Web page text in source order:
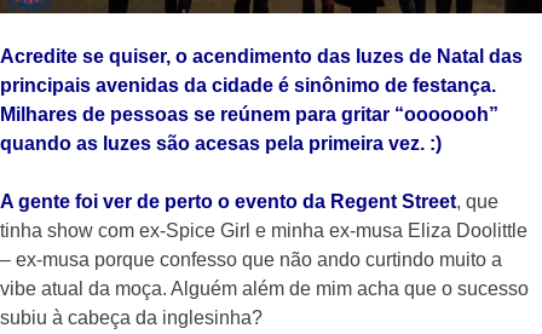
Acredite se quiser, o acendimento das luzes de Natal das
principais avenidas da cidade é sinônimo de festança.
Milhares de pessoas se reúnem para gritar “ooooooh”
quando as luzes são acesas pela primeira vez. :)
A gente foi ver de perto o evento da Regent Street, que
tinha show com ex-Spice Girl e minha ex-musa Eliza Doolittle
– ex-musa porque confesso que não ando curtindo muito a
vibe atual da moça. Alguém além de mim acha que o sucesso
subiu à cabeça da inglesinha?